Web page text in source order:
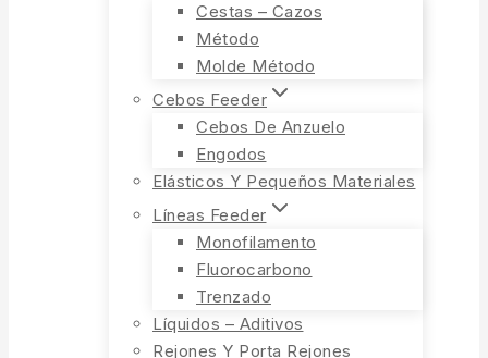
Cestas – Cazos
Método
Molde Método
Cebos Feeder
Cebos De Anzuelo
Engodos
Elásticos Y Pequeños Materiales
Líneas Feeder
Monofilamento
Fluorocarbono
Trenzado
Líquidos – Aditivos
Rejones Y Porta Rejones